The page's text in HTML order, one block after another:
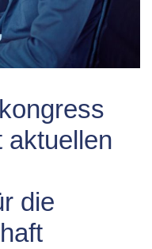
aktuellen
die